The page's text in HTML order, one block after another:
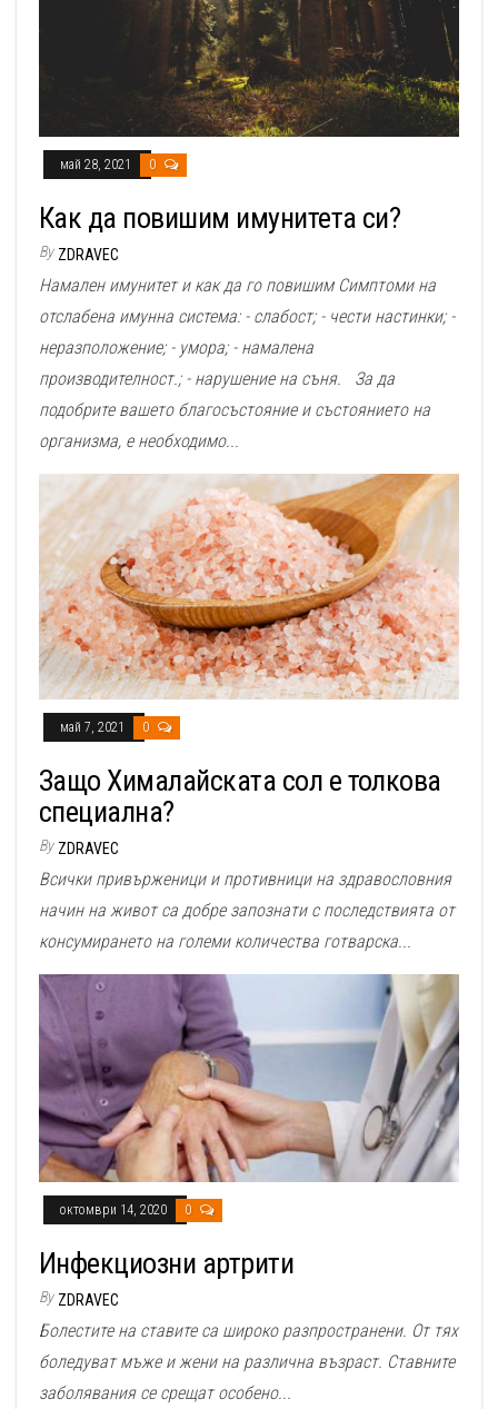
май 28, 2021 0
Как да повишим имунитета си?
By ZDRAVEC
Намален имунитет и как да го повишим Симптоми на
отслабена имунна система: - слабост; - чести настинки; -
неразположение; - умора; - намалена
производителност.; - нарушение на съня. За да
подобрите вашето благосъстояние и състоянието на
организма, е необходимо...
май 7, 2021 0
Защо Хималайската сол е толкова
специална?
By ZDRAVEC
Всички привърженици и противници на здравословния
начин на живот са добре запознати с последствията от
консумирането на големи количества готварска...
октомври 14, 2020 0
Инфекциозни артрити
By ZDRAVEC
Болестите на ставите са широко разпространени. От тях
боледуват мъже и жени на различна възраст. Ставните
заболявания се срещат особено...